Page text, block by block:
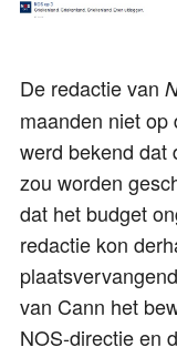
De redactie van
maanden niet
werd bekend dat
zou worden
dat het budget
redactie kon
van Cann het
NOS-directie en